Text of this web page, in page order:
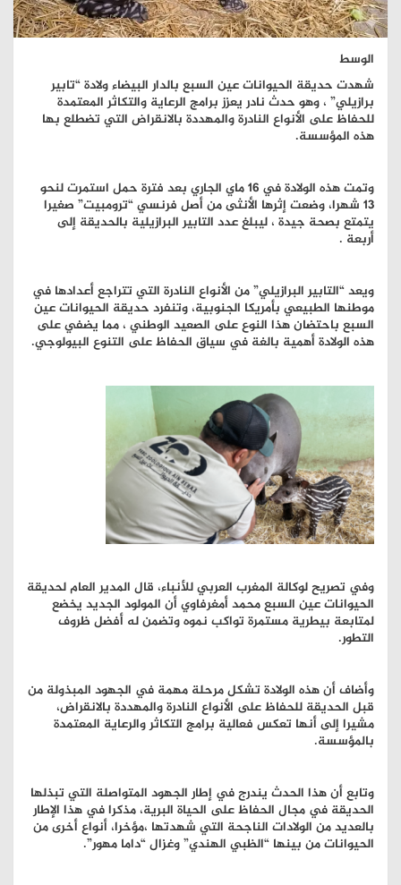
الوسط
شهدت حديقة الحيوانات عين السبع بالدار البيضاء ولادة “تابير
برازيلي” ، وهو حدث نادر يعزز برامج الرعاية والتكاثر المعتمدة
للحفاظ على الأنواع النادرة والمهددة بالانقراض التي تضطلع بها
هذه المؤسسة.
وتمت هذه الولادة في 16 ماي الجاري بعد فترة حمل استمرت لنحو
13 شهرا، وضعت إثرها الأنثى من أصل فرنسي “ترومبيت” صغيرا
يتمتع بصحة جيدة ، ليبلغ عدد التابير البرازيلية بالحديقة إلى
أربعة .
ويعد “التابير البرازيلي” من الأنواع النادرة التي تتراجع أعدادها في
موطنها الطبيعي بأمريكا الجنوبية، وتنفرد حديقة الحيوانات عين
السبع باحتضان هذا النوع على الصعيد الوطني ، مما يضفي على
هذه الولادة أهمية بالغة في سياق الحفاظ على التنوع البيولوجي.
وفي تصريح لوكالة المغرب العربي للأنباء، قال المدير العام لحديقة
الحيوانات عين السبع محمد أمغرفاوي أن المولود الجديد يخضع
لمتابعة بيطرية مستمرة تواكب نموه وتضمن له أفضل ظروف
التطور.
وأضاف أن هذه الولادة تشكل مرحلة مهمة في الجهود المبذولة من
قبل الحديقة للحفاظ على الأنواع النادرة والمهددة بالانقراض،
مشيرا إلى أنها تعكس فعالية برامج التكاثر والرعاية المعتمدة
بالمؤسسة.
وتابع أن هذا الحدث يندرج في إطار الجهود المتواصلة التي تبذلها
الحديقة في مجال الحفاظ على الحياة البرية، مذكرا في هذا الإطار
بالعديد من الولادات الناجحة التي شهدتها ،مؤخرا، أنواع أخرى من
الحيوانات من بينها “الظبي الهندي” وغزال “داما مهور”.